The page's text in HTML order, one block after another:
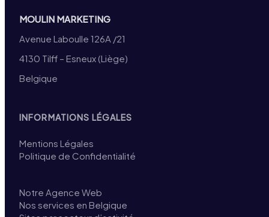
MOULIN MARKETING
Avenue Laboulle 126A /21
4130 Tilff – Esneux (Liège)
Belgique
INFORMATIONS LÉGALES
Mentions Légales
Politique de Confidentialité
Notre Agence Web
Nos services en Belgique